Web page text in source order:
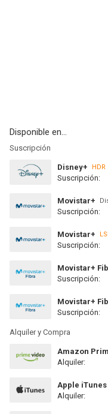
Disponible en...
Suscripción
Disney+ HDR
Suscripción:
Movistar+
Suscripción:
Movistar+
Suscripción:
Movistar+
Suscripción:
Movistar+
Suscripción:
Alquiler y Compra
Amazon
Alquiler:
Apple iTunes
Alquiler: